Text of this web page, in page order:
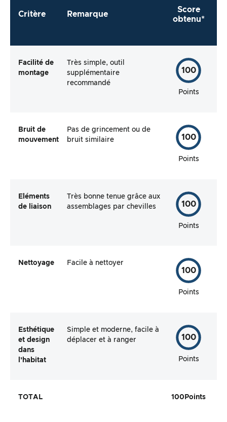
Critère Remarque
Score
obtenu*
Facilité de
montage
Très simple, outil
supplémentaire
recommandé
100
Points
Bruit de
mouvement
Pas de grincement ou de
bruit similaire
100
Points
Eléments
de liaison
Très bonne tenue grâce aux
assemblages par chevilles
100
Points
Nettoyage Facile à nettoyer
100
Points
Esthétique
et design
dans
l’habitat
Simple et moderne, facile à
déplacer et à ranger
100
Points
TOTAL 100 Points